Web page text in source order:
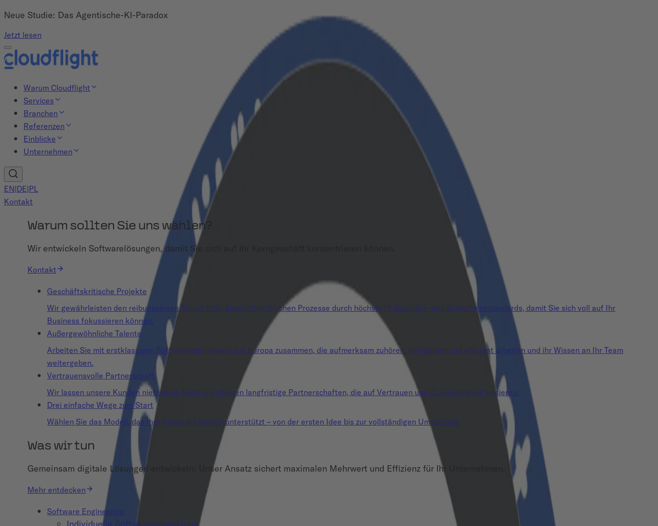
Neue Studie: Das Agentische-KI-Paradox
Jetzt lesen
Warum Cloudflight
Services
Branchen
Referenzen
Einblicke
Unternehmen
EN|DE|PL
Kontakt
Warum sollten Sie uns wählen?
Wir entwickeln Softwarelösungen, damit Sie sich auf Ihr Kerngeschäft konzentrieren können.
Kontakt
Geschäftskritische Projekte
Wir gewährleisten den reibungslosen Ablauf Ihrer geschäftskritischen Prozesse durch höchste IT-Qualitäts- und Sicherheitsstandards, damit Sie sich voll auf Ihr
Business fokussieren können.
Außergewöhnliche Talente
Arbeiten Sie mit erstklassigen Softwareingenieuren aus Europa zusammen, die aufmerksam zuhören, kompetent und effizient arbeiten und ihr Wissen an Ihr Team
weitergeben.
Vertrauensvolle Partnerschaft
Wir lassen unsere Kunden niemals im Stich und pflegen langfristige Partnerschaften, die auf Vertrauen und Zuverlässigkeit basieren.
Drei einfache Wege zum Start
Wählen Sie das Modell, das Ihre Vision am besten unterstützt – von der ersten Idee bis zur vollständigen Umsetzung.
Was wir tun
Gemeinsam digitale Lösungen entwickeln: Unser Ansatz sichert maximalen Mehrwert und Effizienz für Ihr Unternehmen.
Mehr entdecken
Software Engineering